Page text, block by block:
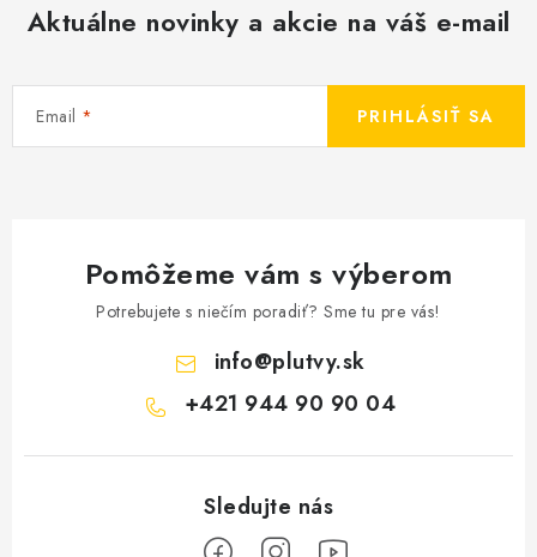
Aktuálne novinky a akcie na váš e-mail
Email PRIHLÁSIŤ SA
Pomôžeme vám s výberom
Potrebujete s niečím poradiť? Sme tu pre vás!
info@plutvy.sk
+421 944 90 90 04